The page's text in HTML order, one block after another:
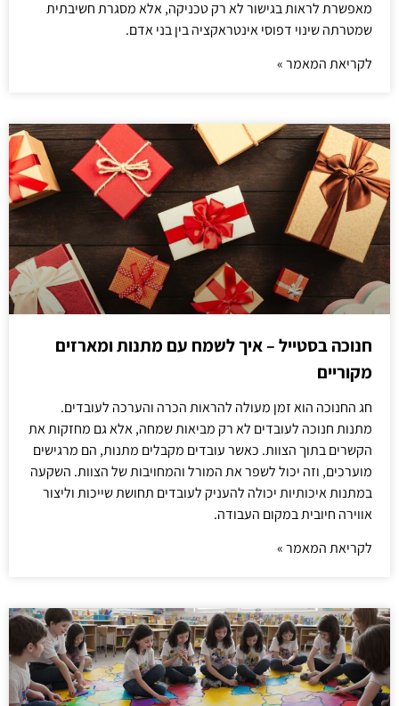
מאפשרת לראות בגישור לא רק טכניקה, אלא מסגרת חשיבתית
שמטרתה שינוי דפוסי אינטראקציה בין בני אדם.
לקריאת המאמר »
חנוכה בסטייל – איך לשמח עם מתנות ומארזים
מקוריים
חג החנוכה הוא זמן מעולה להראות הכרה והערכה לעובדים.
מתנות חנוכה לעובדים לא רק מביאות שמחה, אלא גם מחזקות את
הקשרים בתוך הצוות. כאשר עובדים מקבלים מתנות, הם מרגישים
מוערכים, וזה יכול לשפר את המורל והמחויבות של הצוות. השקעה
במתנות איכותיות יכולה להעניק לעובדים תחושת שייכות וליצור
אווירה חיובית במקום העבודה.
לקריאת המאמר »